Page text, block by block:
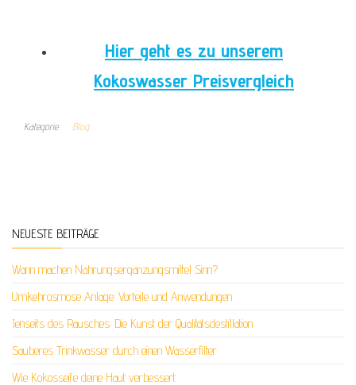
Hier geht es zu unserem
Kokoswasser Preisvergleich
Kategorie Blog
NEUESTE BEITRÄGE
Wann machen Nahrungsergänzungsmittel Sinn?
Umkehrosmose Anlage: Vorteile und Anwendungen
Jenseits des Rausches: Die Kunst der Qualitätsdestillation
Sauberes Trinkwasser durch einen Wasserfilter
Wie Kokosseife deine Haut verbessert